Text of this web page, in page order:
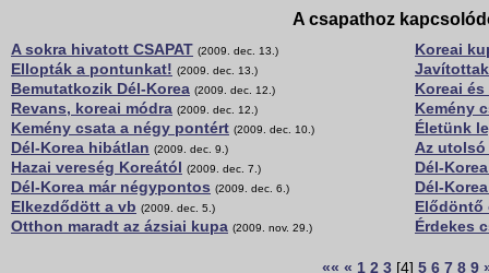
A csapathoz
A sokra hivatott CSAPAT (2009. dec. 13.)
Ellopták a pontunkat! (2009. dec. 13.)
Bemutatkozik Dél-Korea (2009. dec. 12.)
Revans, koreai módra (2009. dec. 12.)
Kemény csata a négy pontért (2009. dec. 10.)
Dél-Korea hibátlan (2009. dec. 9.)
Hazai vereség Koreától (2009. dec. 7.)
Dél-Korea már négypontos (2009. dec. 6.)
Elkezdődött a vb (2009. dec. 5.)
Otthon maradt az ázsiai kupa (2009. nov. 29.)
Koreai
Koreai
Kemény
Életünk
Az
Dél-
Dél-
Elődöntő
Érdekes
«« « 1 2 3[4] 5 6 7 8 9